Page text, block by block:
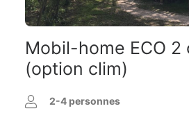
Mobil-home ECO 2
(option clim)
2-4 personnes